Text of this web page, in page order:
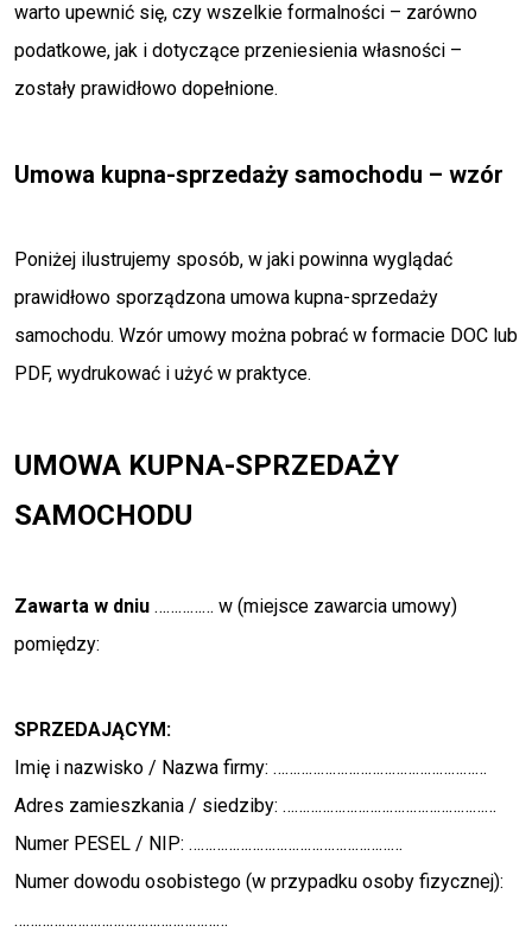
warto upewnić się, czy wszelkie formalności – zarówno
podatkowe, jak i dotyczące przeniesienia własności –
zostały prawidłowo dopełnione.
Umowa kupna-sprzedaży samochodu – wzór
Poniżej ilustrujemy sposób, w jaki powinna wyglądać
prawidłowo sporządzona umowa kupna-sprzedaży
samochodu. Wzór umowy można pobrać w formacie DOC lub
PDF, wydrukować i użyć w praktyce.
UMOWA KUPNA-SPRZEDAŻY
SAMOCHODU
Zawarta w dniu …………… w (miejsce zawarcia umowy)
pomiędzy:
SPRZEDAJĄCYM:
Imię i nazwisko / Nazwa firmy: ………………………………………………
Adres zamieszkania / siedziby: ………………………………………………
Numer PESEL / NIP: ………………………………………………
Numer dowodu osobistego (w przypadku osoby fizycznej):
………………………………………………